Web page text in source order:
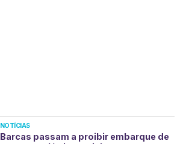
NOTÍCIAS
Barcas passam a proibir embarque de